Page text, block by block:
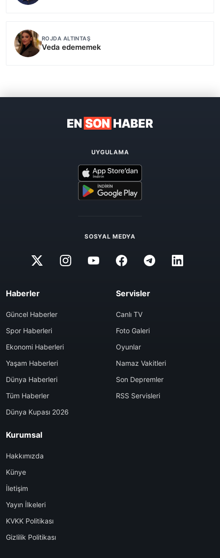
ROJDA ALTINTAŞ
Veda edememek
UYGULAMA
SOSYAL MEDYA
Haberler
Güncel Haberler
Spor Haberleri
Ekonomi Haberleri
Yaşam Haberleri
Dünya Haberleri
Tüm Haberler
Dünya Kupası 2026
Servisler
Canlı TV
Foto Galeri
Oyunlar
Namaz Vakitleri
Son Depremler
RSS Servisleri
Kurumsal
Hakkımızda
Künye
İletişim
Yayın İlkeleri
KVKK Politikası
Gizlilik Politikası